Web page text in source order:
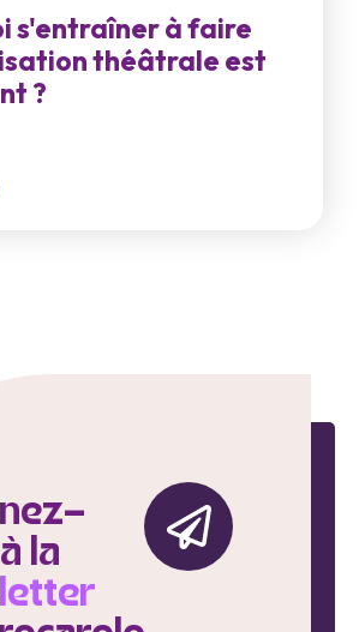
s'entraîner à faire
théâtrale est
?
la